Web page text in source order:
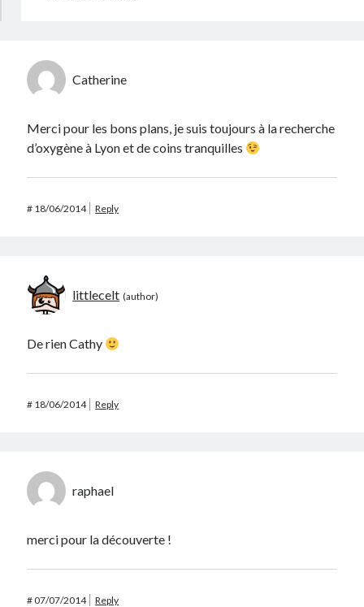
Catherine
Merci pour les bons plans, je suis toujours à la recherche
d’oxygène à Lyon et de coins tranquilles
# 18/06/2014 Reply
littlecelt
De rien Cathy
# 18/06/2014 Reply
raphael
merci pour la découverte !
#07/07/2014 Reply